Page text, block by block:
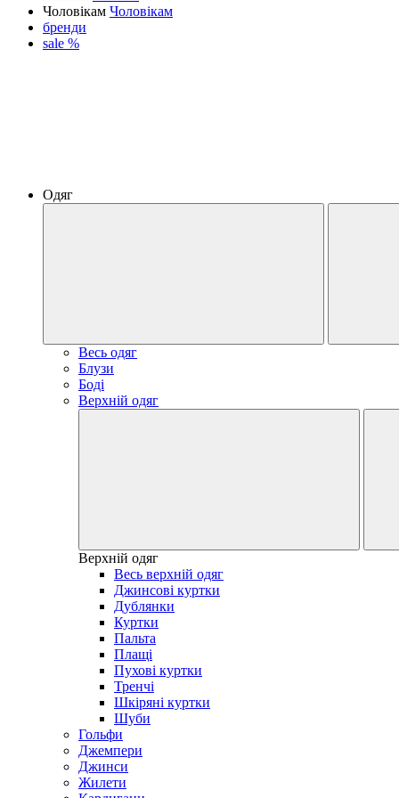
Чоловікам Чоловікам
бренди
sale %
Одяг
Весь одяг
Блузи
Боді
Верхній одяг
Верхній одяг
Весь верхній одяг
Джинсові куртки
Дублянки
Куртки
Пальта
Плащі
Пухові куртки
Тренчі
Шкіряні куртки
Шуби
Гольфи
Джемпери
Джинси
Жилети